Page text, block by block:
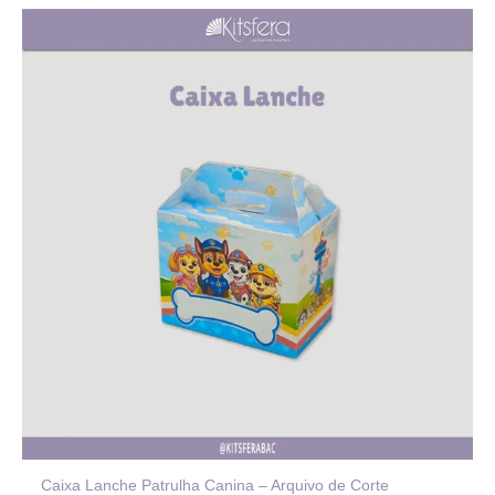
Caixa Lanche Patrulha Canina – Arquivo de Corte